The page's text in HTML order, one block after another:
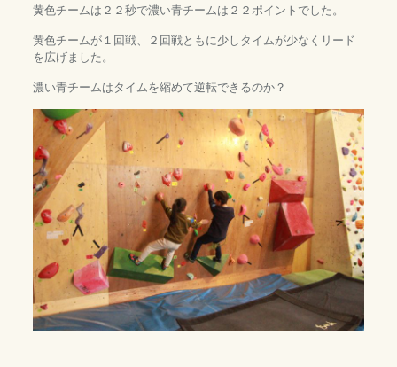
黄色チームは２２秒で濃い青チームは２２ポイントでした。
黄色チームが１回戦、２回戦ともに少しタイムが少なくリード
を広げました。
濃い青チームはタイムを縮めて逆転できるのか？